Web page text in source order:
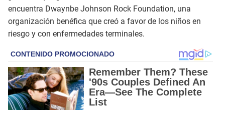
encuentra Dwaynbe Johnson Rock Foundation, una
organización benéfica que creó a favor de los niños en
riesgo y con enfermedades terminales.